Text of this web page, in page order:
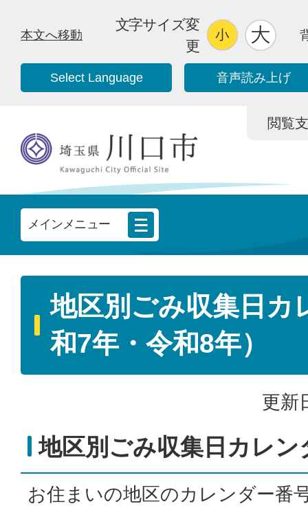
本文へ移動
文字サイズ変
更
Select Language 音声読み上げ
閲覧
メインメニュー
地区別ごみ収集日カ
和7年・令和8年）
更新
地区別ごみ収集日カレン
お住まいの地区のカレンダー番